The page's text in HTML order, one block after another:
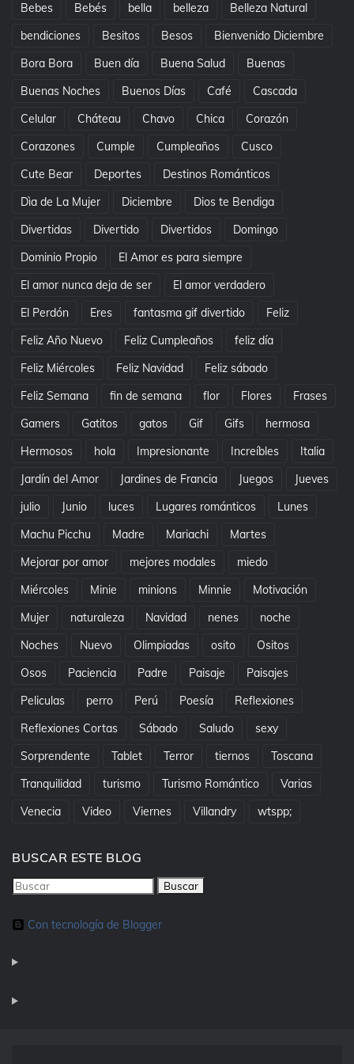
Bebes Bebés bella belleza
Belleza Natural
bendiciones
Besitos Besos
Bienvenido Diciembre
Bora Bora
Buen día Buena Salud
Buenas
Buenas Noches
Buenos Días Café
Cascada
Celular
Cháteau Chavo Chica
Corazón
Corazones
Cumple Cumpleaños
Cusco
Cute Bear
Deportes
Destinos Románticos
Dìa de La Mujer
Diciembre
Dios te Bendiga
Divertidas
Divertido Divertidos
Domingo
Dominio Propio
El Amor es para siempre
El amor nunca deja de ser
El amor verdadero
El Perdón
Eres fantasma gif divertido
Feliz
Feliz Año Nuevo
Feliz Cumpleaños
feliz día
Feliz Miércoles
Feliz Navidad
Feliz sábado
Feliz Semana
fin de semana flor Flores
Frases
Gamers
Gatitos gatos Gif Gifs
hermosa
Hermosos
hola Impresionante Increíbles
Italia
Jardín del Amor
Jardines de Francia Juegos
Jueves
julio
Junio luces Lugares románticos
Lunes
Machu Picchu
Madre Mariachi
Martes
Mejorar por amor
mejores modales
miedo
Miércoles
Minie minions Minnie
Motivación
Mujer
naturaleza Navidad nenes
noche
Noches
Nuevo Olimpiadas osito
Ositos
Osos
Paciencia Padre Paisaje
Paisajes
Peliculas
perro Perú Poesía
Reflexiones
Reflexiones Cortas
Sábado Saludo
sexy
Sorprendente
Tablet Terror tiernos
Toscana
Tranquilidad
turismo Turismo Romántico
Varias
Venecia
Video Viernes Villandry wtspp;
BUSCAR ESTE BLOG
Con tecnología de Blogger